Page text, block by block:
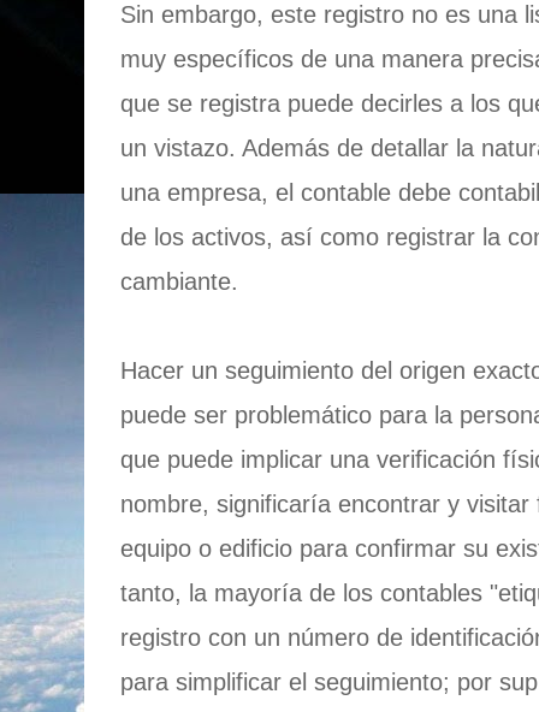
Sin embargo, este registro no es una
muy específicos de una manera
que se registra puede decirles a los
un vistazo. Además de detallar la
una empresa, el contable debe
de los activos, así como registrar la
cambiante.
Hacer un seguimiento del origen
puede ser problemático para la
que puede implicar una verificación
nombre, significaría encontrar y
equipo o edificio para confirmar su
tanto, la mayoría de los contables
registro con un número de
para simplificar el seguimiento; por